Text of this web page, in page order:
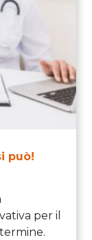
può!
per il